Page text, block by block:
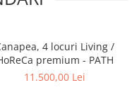
4 locuri Living /
premium - PATH
11.500,00 Lei